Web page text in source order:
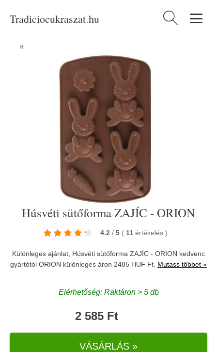
Tradiciocukraszat.hu Keresés:
Home
Húsvéti sütőforma ZAJÍC - ORION
4.2 / 5 ( 11 értékelés )
Különleges ajánlat, Húsvéti sütőforma ZAJÍC - ORION kedvenc
gyártótól ORION különleges áron 2485 HUF Ft. Mutass többet »
Elérhetőség: Raktáron > 5 db
2 585 Ft
VÁSÁRLÁS »